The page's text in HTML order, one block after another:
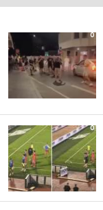
0
0